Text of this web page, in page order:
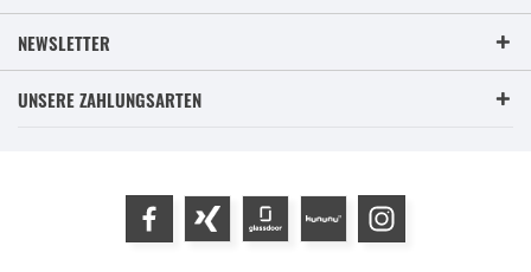
NEWSLETTER
UNSERE ZAHLUNGSARTEN